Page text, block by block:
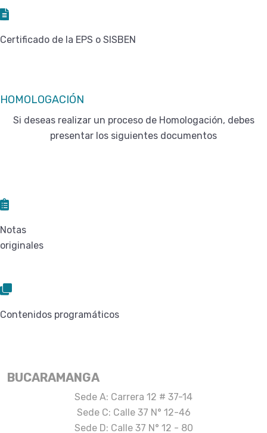
Certificado de la EPS o SISBEN
HOMOLOGACIÓN
Si deseas realizar un proceso de Homologación, debes
presentar los siguientes documentos
Notas
originales
Contenidos programáticos
BUCARAMANGA
Sede A: Carrera 12 # 37-14
Sede C: Calle 37 N° 12-46
Sede D: Calle 37 N° 12 - 80